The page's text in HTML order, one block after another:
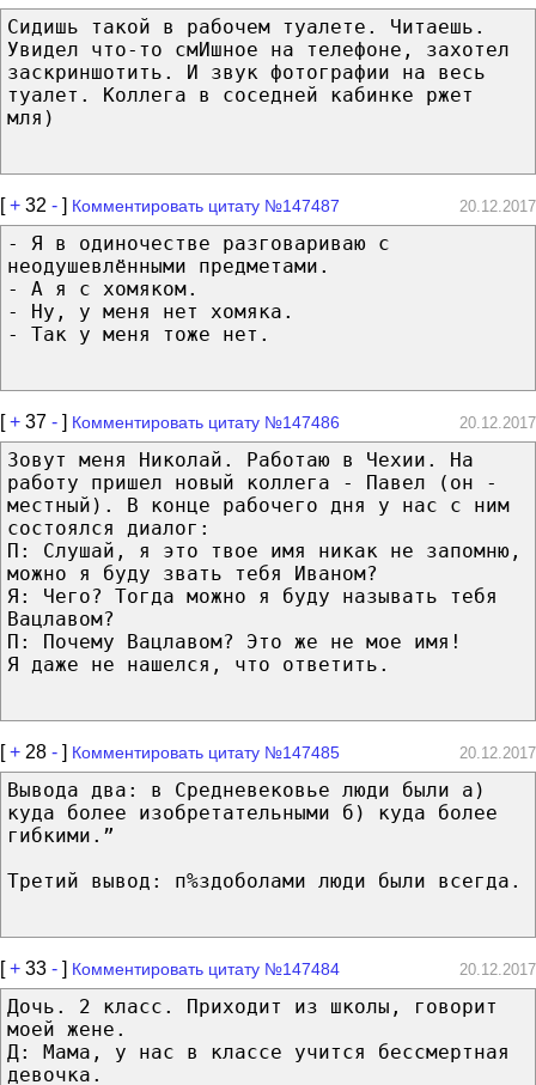
Сидишь такой в рабочем туалете. Читаешь.
Увидел что-то смИшное на телефоне, захотел
заскриншотить. И звук фотографии на весь
туалет. Коллега в соседней кабинке ржет
мля)
[+ 32 - ] Комментировать цитату №147487 20.12.2017
- Я в одиночестве разговариваю с
неодушевлёнными предметами.
- А я с хомяком.
- Ну, у меня нет хомяка.
- Так у меня тоже нет.
[+ 37 - ] Комментировать цитату №147486 20.12.2017
Зовут меня Николай. Работаю в Чехии. На
работу пришел новый коллега - Павел (он -
местный). В конце рабочего дня у нас с ним
состоялся диалог:
П: Слушай, я это твое имя никак не запомню,
можно я буду звать тебя Иваном?
Я: Чего? Тогда можно я буду называть тебя
Вацлавом?
П: Почему Вацлавом? Это же не мое имя!
Я даже не нашелся, что ответить.
[+ 28 - ] Комментировать цитату №147485 20.12.2017
Вывода два: в Средневековье люди были а)
куда более изобретательными б) куда более
гибкими.”
Третий вывод: п%здоболами люди были всегда.
[+ 33 - ] Комментировать цитату №147484 20.12.2017
Дочь. 2 класс. Приходит из школы, говорит
моей жене.
Д: Мама, у нас в классе учится бессмертная
девочка.